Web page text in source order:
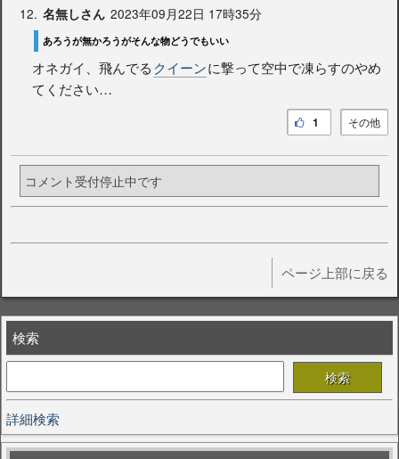
12. 名無しさん 2023年09月22日 17時35分
あろうが無かろうがそんな物どうでもいい
オネガイ、飛んでる クイーンに撃って空中で凍らすのやめ
てください…
その他
1
コメント受付停止中です
ページ上部に戻る
検索
詳細検索